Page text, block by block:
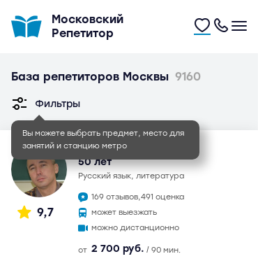
Московский
Репетитор
База репетиторов Москвы 9160
Вы можете выбрать предмет, место для
занятий и станцию метро
Фильтры
9,7
Иван Игоревич
50 лет
русский язык, литература
169 отзывов,491 оценка
может выезжать
можно дистанционно
от 2 700 руб. / 90 мин.